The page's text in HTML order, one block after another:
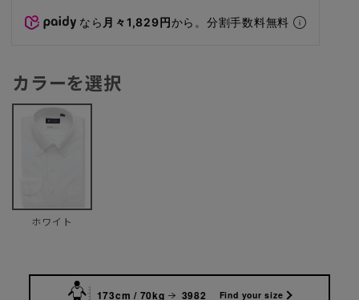
なら 月々1,829円から。分割手数料無料
カラーを選択
ホワイト
173cm / 70kg 3982 Find your size